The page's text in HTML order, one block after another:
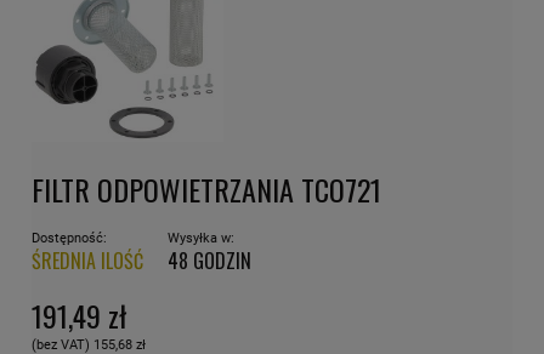
FILTR ODPOWIETRZANIA TCO721
Dostępność:
ŚREDNIA ILOŚĆ
Wysyłka w:
48 GODZIN
191,49 zł
(bez VAT) 155,68 zł